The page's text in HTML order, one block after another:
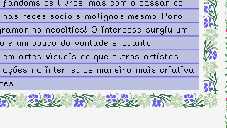
de livros, mas com o passar do
redes sociais malignas mesmo. Para
no neocities! O interesse surgiu um
e um pouco da vontade enquanto
em artes visuais de que outros artistas
na internet de maneira mais criativa